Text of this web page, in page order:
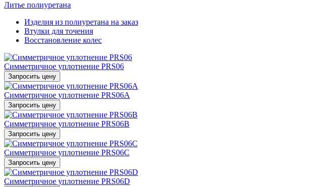
Литье полиуретана
Изделия из полиуретана на заказ
Втулки для точения
Восстановление колес
Симметричное уплотнение PRS06
Запросить цену
Симметричное уплотнение PRS06A
Запросить цену
Симметричное уплотнение PRS06B
Запросить цену
Симметричное уплотнение PRS06C
Запросить цену
Симметричное уплотнение PRS06D